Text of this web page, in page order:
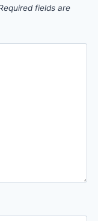
fields are